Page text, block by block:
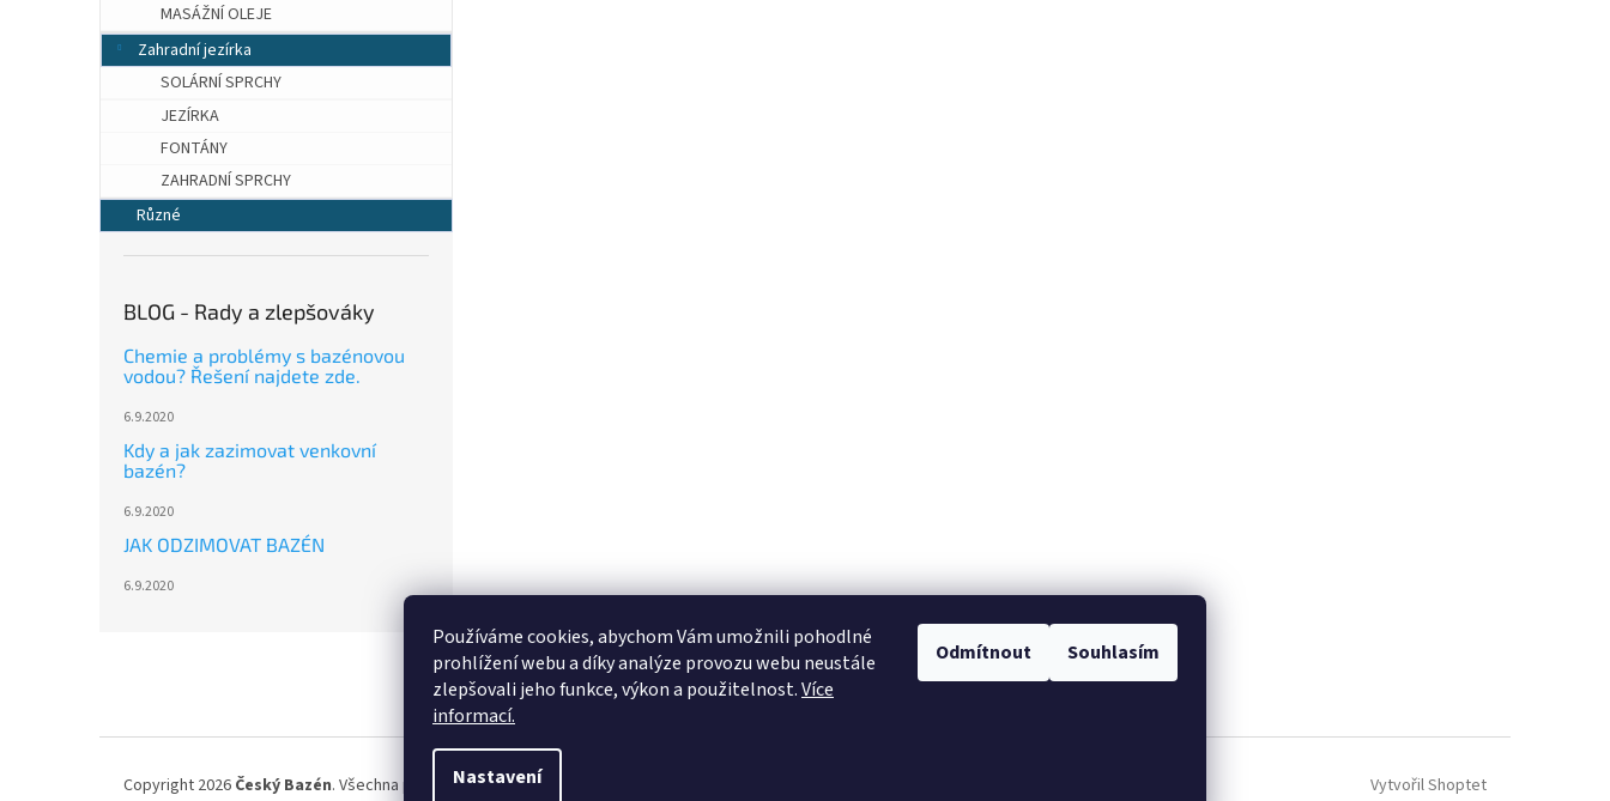
Používáme cookies, abychom Vám umožnili pohodlné
prohlížení webu a díky analýze provozu webu neustále
zlepšovali jeho funkce, výkon a použitelnost.Více
informací.
Nastavení
Odmítnout Souhlasím
MASÁŽNÍ OLEJE
Zahradní jezírka
SOLÁRNÍ SPRCHY
JEZÍRKA
FONTÁNY
ZAHRADNÍ SPRCHY
Různé
BLOG - Rady a zlepšováky
Chemie a problémy s bazénovou
vodou? Řešení najdete zde.
6.9.2020
Kdy a jak zazimovat venkovní
bazén?
6.9.2020
JAK ODZIMOVAT BAZÉN
6.9.2020
Heureka.cz
Vytvořil Shoptet
Copyright 2026 Český Bazén. Všechna práva vyhrazena.Upravit nastavení cookies